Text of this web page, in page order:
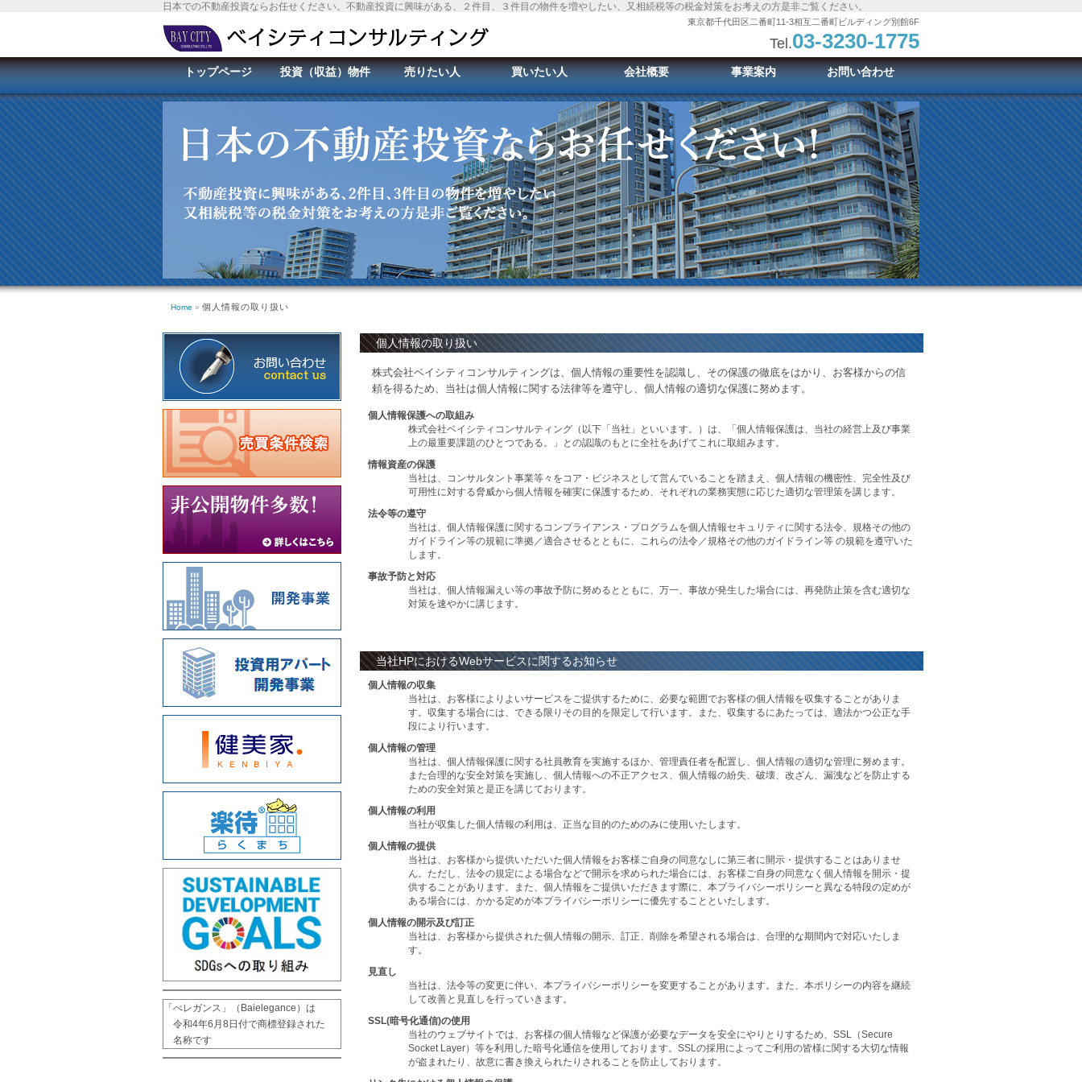
日本での不動産投資ならお任せください。不動産投資に興味がある、２件目、３件目の物件を増やしたい、又相続税等の税金対策をお考えの方是非ご覧ください。
東京都千代田区二番町11-3相互二番町ビルディング別館6F
Tel.03-3230-1775
トップページ 投資（収益）物件 売りたい人 買いたい人 会社概要 事業案内 お問い合わせ
Home » 個人情報の取り扱い
個人情報の取り扱い
株式会社ベイシティコンサルティングは、個人情報の重要性を認識し、その保護の徹底をはかり、お客様からの信
頼を得るため、当社は個人情報に関する法律等を遵守し、個人情報の適切な保護に努めます。
個人情報保護への取組み
株式会社ベイシティコンサルティング（以下「当社」といいます。）は、「個人情報保護は、当社の経営上及び事業
上の最重要課題のひとつである。」との認識のもとに全社をあげてこれに取組みます。
情報資産の保護
当社は、コンサルタント事業等々をコア・ビジネスとして営んでいることを踏まえ、個人情報の機密性、完全性及び
可用性に対する脅威から個人情報を確実に保護するため、それぞれの業務実態に応じた適切な管理策を講じます。
法令等の遵守
当社は、個人情報保護に関するコンプライアンス・プログラムを個人情報セキュリティに関する法令、規格その他の
ガイドライン等の規範に準拠／適合させるとともに、これらの法令／規格その他のガイドライン等 の規範を遵守いた
します。
事故予防と対応
当社は、個人情報漏えい等の事故予防に努めるとともに、万一、事故が発生した場合には、再発防止策を含む適切な
対策を速やかに講じます。
当社HPにおけるWebサービスに関するお知らせ
個人情報の収集
当社は、お客様によりよいサービスをご提供するために、必要な範囲でお客様の個人情報を収集することがありま
す。収集する場合には、できる限りその目的を限定して行います。また、収集するにあたっては、適法かつ公正な手
段により行います。
個人情報の管理
当社は、個人情報保護に関する社員教育を実施するほか、管理責任者を配置し、個人情報の適切な管理に努めます。
また合理的な安全対策を実施し、個人情報への不正アクセス、個人情報の紛失、破壊、改ざん、漏洩などを防止する
ための安全対策と是正を講じております。
個人情報の利用
当社が収集した個人情報の利用は、正当な目的のためのみに使用いたします。
個人情報の提供
当社は、お客様から提供いただいた個人情報をお客様ご自身の同意なしに第三者に開示・提供することはありませ
ん。ただし、法令の規定による場合などで開示を求められた場合には、お客様ご自身の同意なく個人情報を開示・提
供することがあります。また、個人情報をご提供いただきます際に、本プライバシーポリシーと異なる特段の定めが
ある場合には、かかる定めが本プライバシーポリシーに優先することといたします。
個人情報の開示及び訂正
当社は、お客様から提供された個人情報の開示、訂正、削除を希望される場合は、合理的な期間内で対応いたしま
す。
見直し
当社は、法令等の変更に伴い、本プライバシーポリシーを変更することがあります。また、本ポリシーの内容を継続
して改善と見直しを行っていきます。
SSL(暗号化通信)の使用
当社のウェブサイトでは、お客様の個人情報など保護が必要なデータを安全にやりとりするため、SSL（Secure
Socket Layer）等を利用した暗号化通信を使用しております。SSLの採用によってご利用の皆様に関する大切な情報
が盗まれたり、故意に書き換えられたりされることを防止しております。
「べレガンス」（Baielegance）は
令和4年6月8日付で商標登録された
名称です